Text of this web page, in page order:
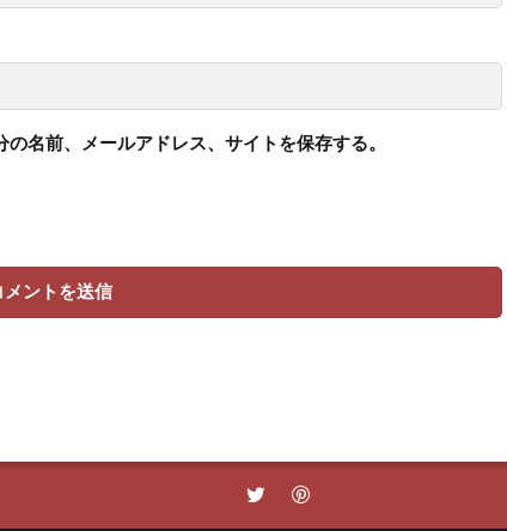
名前、メールアドレス、サイトを保存する。